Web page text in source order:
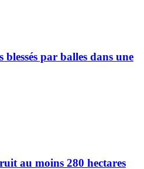
blessés par balles dans une
au moins 280 hectares